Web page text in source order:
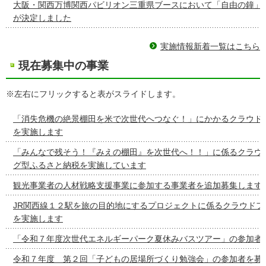
大阪・関西万博関西パビリオン三重県ブースにおいて「自由の鐘」
が決定しました
実施情報新着一覧はこちら
現在募集中の事業
※左右にフリックすると表がスライドします。
「消失危機の絶景棚田を米で次世代へつなぐ！」にかかるクラウ
を実施します
「みんなで残そう！『みえの棚田』を次世代へ！！」に係るクラ
グ型ふるさと納税を実施しています
観光事業者の人材戦略支援事業に参加する事業者を追加募集します
JR関西線１２駅を旅の目的地にするプロジェクトに係るクラウド
を実施します
「令和７年度次世代エネルギーパーク夏休みバスツアー」の参加者
令和７年度 第２回「子どもの居場所づくり勉強会」の参加者を募